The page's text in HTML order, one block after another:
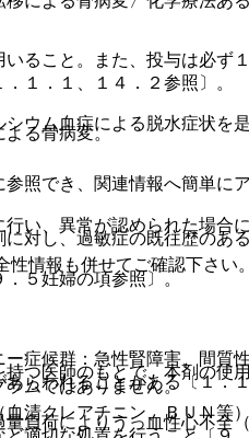
ること。また、投与は必ず
１．１、１４．２参照〕。
ウム血症による脱水症状を
対し、過敏症の既往歴のあ
５妊婦の項参照〕。
つ医師のもとで、本剤の使
清クレアチニン、ＢＵＮ等
る骨病変。
い、異常が認められた場合
症候群：急性腎障害、間質
らわれることがある〔１．
荷によりうっ血性心不全
照でき、関連情報へ簡単に
情報も併せてご確認下さい。
ムではありません。